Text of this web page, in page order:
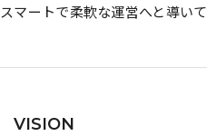
スマートで柔軟な運営へと導いて
VISION